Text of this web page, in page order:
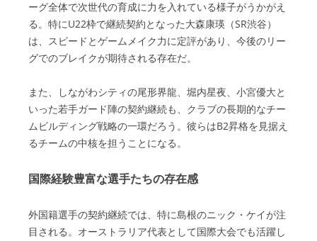
ーグ全体で次世代の育成に力を入れている様子がうかがえ
る。特にU22枠で継続契約となった大森康瑛（SR渋谷）
は、スピードとゲームメイク力に定評があり、今後のリー
グでのブレイクが期待される存在だ。
また、しながわシティの尾形界龍、堀内星夜、小宮優大と
いった若手ガード陣の契約継続も、クラブの長期的なチー
ムビルディング戦略の一環だろう。彼らはB2昇格を見据え
るチームの中核を担うことになる。
国際経験豊富な選手たちの存在感
外国籍選手の契約継続では、特に島根のニック・ケイが注
目される。オーストラリア代表として国際大会でも活躍し